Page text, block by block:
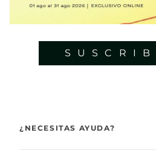
¿NECESITAS AYUDA?